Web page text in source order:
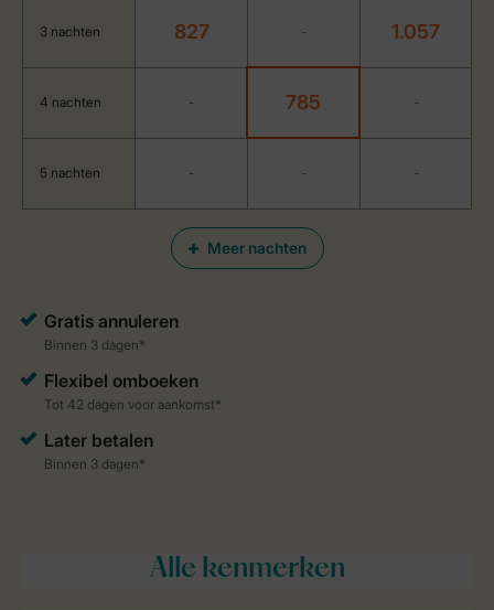
Meer nachten
3 nachten 827 - 1.057
4 nachten - 785 -
5 nachten - - -
Alle kenmerken